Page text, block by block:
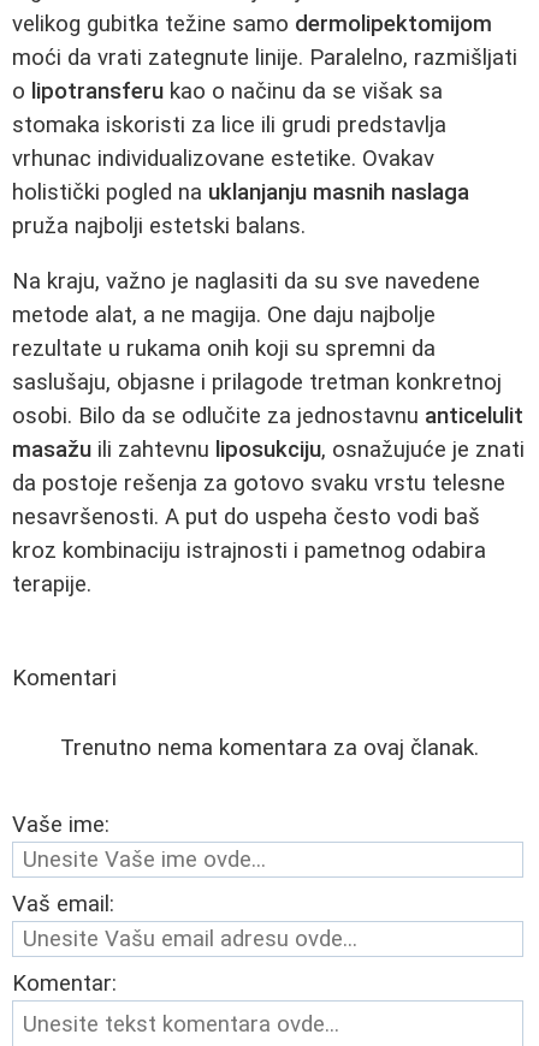
velikog gubitka težine samo dermolipektomijom
moći da vrati zategnute linije. Paralelno, razmišljati
o lipotransferu kao o načinu da se višak sa
stomaka iskoristi za lice ili grudi predstavlja
vrhunac individualizovane estetike. Ovakav
holistički pogled na uklanjanju masnih naslaga
pruža najbolji estetski balans.
Na kraju, važno je naglasiti da su sve navedene
metode alat, a ne magija. One daju najbolje
rezultate u rukama onih koji su spremni da
saslušaju, objasne i prilagode tretman konkretnoj
osobi. Bilo da se odlučite za jednostavnu anticelulit
masažu ili zahtevnu liposukciju, osnažujuće je znati
da postoje rešenja za gotovo svaku vrstu telesne
nesavršenosti. A put do uspeha često vodi baš
kroz kombinaciju istrajnosti i pametnog odabira
terapije.
Komentari
Trenutno nema komentara za ovaj članak.
Vaše ime:
Vaš email:
Komentar: